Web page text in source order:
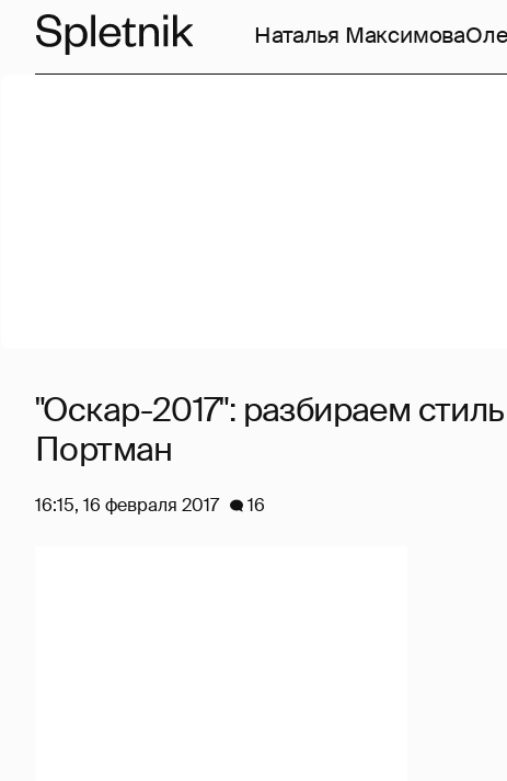
Наталья Максимова
"Оскар-2017": разбираем
Портман
16:15, 16 февраля 2017 16